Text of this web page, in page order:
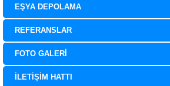
EŞYA DEPOLAMA
REFERANSLAR
FOTO GALERİ
İLETİŞİM HATTI